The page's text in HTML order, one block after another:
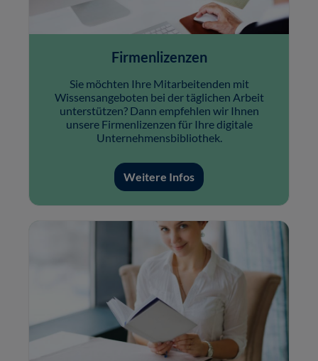
Firmenlizenzen
Sie möchten Ihre Mitarbeitenden mit
Wissensangeboten bei der täglichen Arbeit
unterstützen? Dann empfehlen wir Ihnen
unsere Firmenlizenzen für Ihre digitale
Unternehmensbibliothek.
Weitere Infos